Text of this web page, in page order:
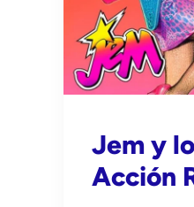
Jem y
Acción